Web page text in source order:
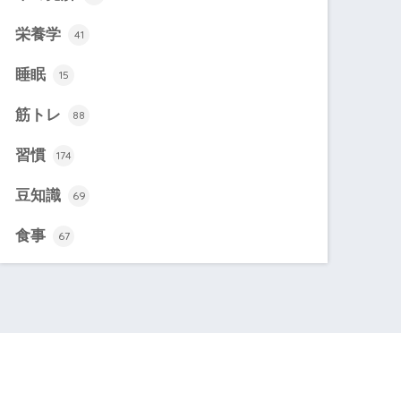
栄養学 41
睡眠 15
筋トレ 88
習慣 174
豆知識 69
食事 67